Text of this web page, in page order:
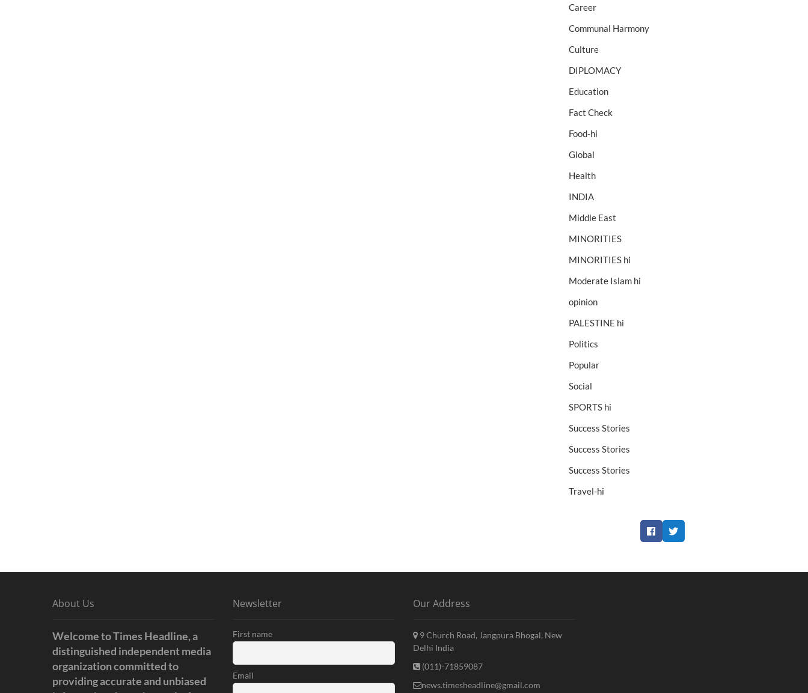
Career
Communal Harmony
Culture
DIPLOMACY
Education
Fact Check
Food-hi
Global
Health
INDIA
Middle East
MINORITIES
MINORITIES hi
Moderate Islam hi
opinion
PALESTINE hi
Politics
Popular
Social
SPORTS hi
Success Stories
Success Stories
Success Stories
Travel-hi
FacebookTwitter
About Us
Welcome to Times Headline, a
distinguished independent media
organization committed to
providing accurate and unbiased
Newsletter
First name
Email
Our Address
9 Church Road, Jangpura Bhogal, New
Delhi India
(011)-71859087
news.timesheadline@gmail.com